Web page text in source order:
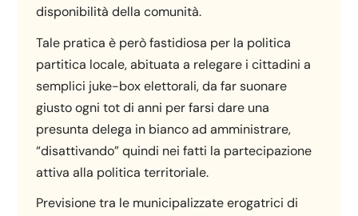
disponibilità della comunità.
Tale pratica è però fastidiosa per la politica
partitica locale, abituata a relegare i cittadini a
semplici juke-box elettorali, da far suonare
giusto ogni tot di anni per farsi dare una
presunta delega in bianco ad amministrare,
“disattivando” quindi nei fatti la partecipazione
attiva alla politica territoriale.
Previsione tra le municipalizzate erogatrici di